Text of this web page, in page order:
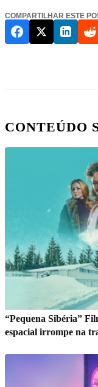
COMPARTILHAR ESTE
CONTEÚDO
“Pequena Sibéria”
espacial irrompe na